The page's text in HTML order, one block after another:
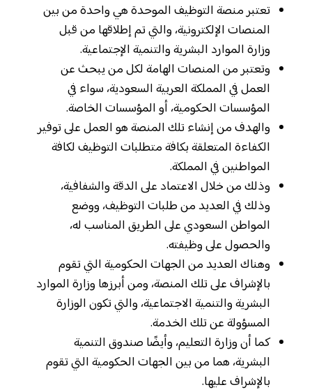
تعتبر منصة التوظيف الموحدة هي واحدة من بين
المنصات الإلكترونية، والتي تم إطلاقها من قبل
وزارة الموارد البشرية والتنمية الإجتماعية.
وتعتبر من المنصات الهامة لكل من يبحث عن
العمل في المملكة العربية السعودية، سواء في
المؤسسات الحكومية، أو المؤسسات الخاصة.
والهدف من إنشاء تلك المنصة هو العمل على توفير
الكفاءة المتعلقة بكافة متطلبات التوظيف لكافة
المواطنين في المملكة.
وذلك من خلال الاعتماد على الدقة والشفافية،
وذلك في العديد من طلبات التوظيف، ووضع
المواطن السعودي على الطريق المناسب له،
والحصول على وظيفته.
وهناك العديد من الجهات الحكومية التي تقوم
بالإشراف على تلك المنصة، ومن أبرزها وزارة الموارد
البشرية والتنمية الاجتماعية، والتي تكون الوزارة
المسؤولة عن تلك الخدمة.
كما أن وزارة التعليم، وأيضًا صندوق التنمية
البشرية، هما من بين الجهات الحكومية التي تقوم
بالإشراف عليها.